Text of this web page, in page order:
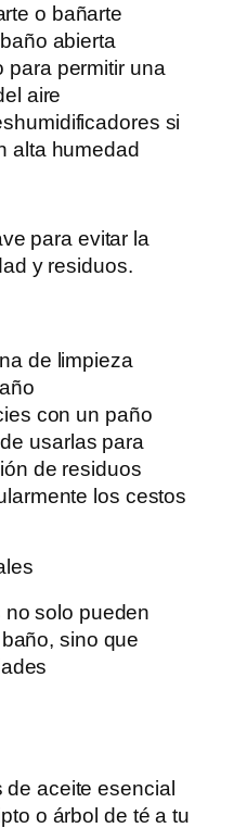
o bañarte
abierta
para permitir una
aire
si
alta humedad
para evitar la
y residuos.
de limpieza
con un paño
usarlas para
de residuos
los cestos
solo pueden
sino que
aceite esencial
o árbol de té a tu